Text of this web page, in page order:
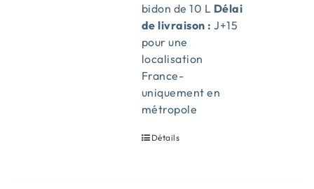
bidon de 10 L Délai
de livraison : J+15
pour une
localisation
France-
uniquement en
métropole
Détails